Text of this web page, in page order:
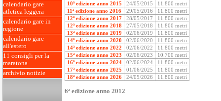
calendario gare
atletica leggera
calendario gare in
regione
calendario gare
all'estero
11 consigli per la
maratona
archivio notizie
10ª edizione anno 2015
24/05/2015
11.800 metri
11ª edizione anno 2016
29/05/2016
11.800 metri
12ª edizione anno 2017
28/05/2017
11.800 metri
12ª edizione anno 2018
27/05/2018
11.800 metri
13ª edizione anno 2019
02/06/2019
11.800 metri
14ª edizione anno 2020
02/06/2020
11.800 metri
14ª edizione anno 2022
02/06/2022
11.800 metri
15ª edizione anno 2023
02/06/2023
10.700 metri
16ª edizione anno 2024
02/06/2024
11.800 metri
17ª edizione anno 2025
01/06/2025
11.800 metri
18ª edizione anno 2026
24/05/2026 11.800 metri
6ª edizione anno 2012